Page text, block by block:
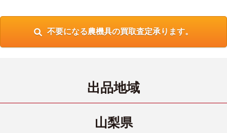
不要になる農機具の買取査定承ります。
出品地域
山梨県